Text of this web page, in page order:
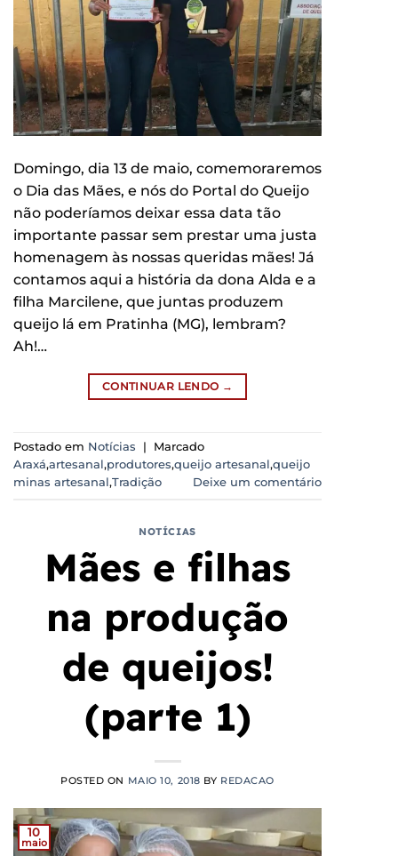
Domingo, dia 13 de maio, comemoraremos
o Dia das Mães, e nós do Portal do Queijo
não poderíamos deixar essa data tão
importante passar sem prestar uma justa
homenagem às nossas queridas mães! Já
contamos aqui a história da dona Alda e a
filha Marcilene, que juntas produzem
queijo lá em Pratinha (MG), lembram?
Ah!…
CONTINUAR LENDO →
Postado em Notícias |
Marcado
Araxá,artesanal,produtores,queijo artesanal,queijo
minas artesanal,Tradição Deixe um comentário
NOTÍCIAS
Mães e filhas
na produção
de queijos!
(parte 1)
POSTED ON MAIO 10, 2018 BY REDACAO
10
maio